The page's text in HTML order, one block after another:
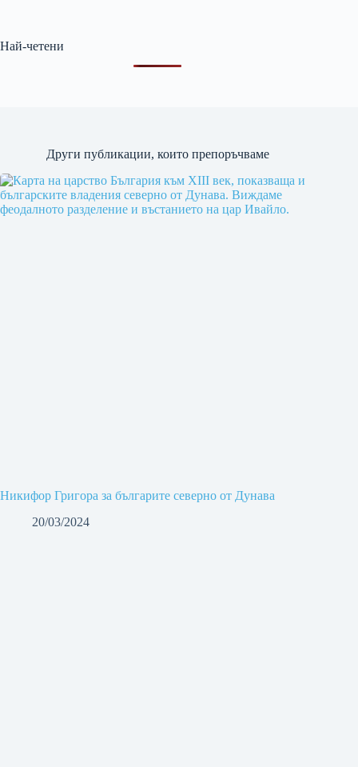
Най-четени
Други публикации, които препоръчваме
Никифор Григора за българите северно от Дунава
20/03/2024